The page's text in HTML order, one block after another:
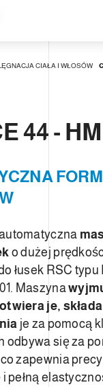
CIAŁA I WŁOSÓW
44 - HM
o dużej
łusek RSC typu
Maszyna
je, składa
je za pomocą
odbywa się za
zapewnia
pełną
CTH ACE 44 - HM